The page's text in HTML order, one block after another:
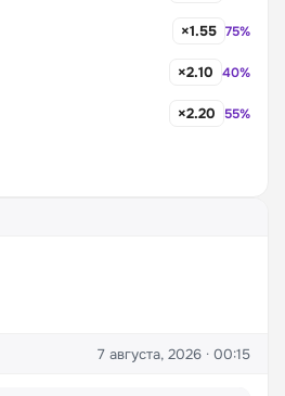
×1.55 75%
×2.10 40%
×2.20 55%
7 августа, 2026 · 00:15